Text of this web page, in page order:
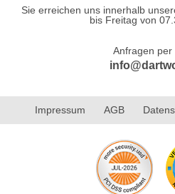
Sie erreichen uns innerhalb
bis Freitag von
Anfragen per
Impressum AGB